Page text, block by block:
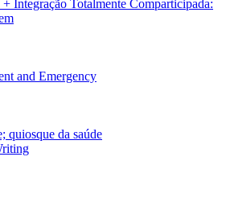
Integração Totalmente Comparticipada:
and Emergency
quiosque da saúde